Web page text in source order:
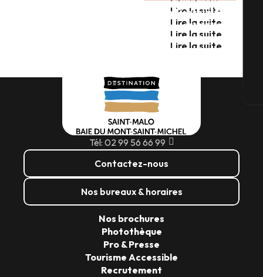
Lire la suite
Lire la suite
DU 11 JUILLET AU 11 OCTOBRE 2026
Lire la suite
No Logo Festival BZH
Lire la suite
Hippodrome
SAISON 2026
Tél: 02 99 56 66 99
Contactez-nous
Nos bureaux & horaires
Nos brochures
Photothèque
Pro & Presse
Tourisme Accessible
Recrutement